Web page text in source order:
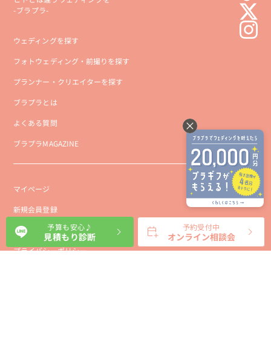
-ブラプラ-
ウェディングを探す
フォトウェディング・前撮りを探す
プランナー・クリエイターを探す
ブラプラとは
よくある質問
ブラプラMAGAZINE
マイページ
新規会員登録
会社概要
プライバシーポリシー
予算も安心♪
見積もり診断
予約受付中
オンライン相談会